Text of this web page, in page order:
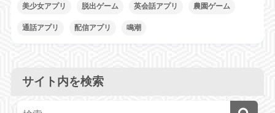
美少女アプリ 脱出ゲーム 英会話アプリ 農園ゲーム
通話アプリ 配信アプリ 鳴潮
サイト内を検索